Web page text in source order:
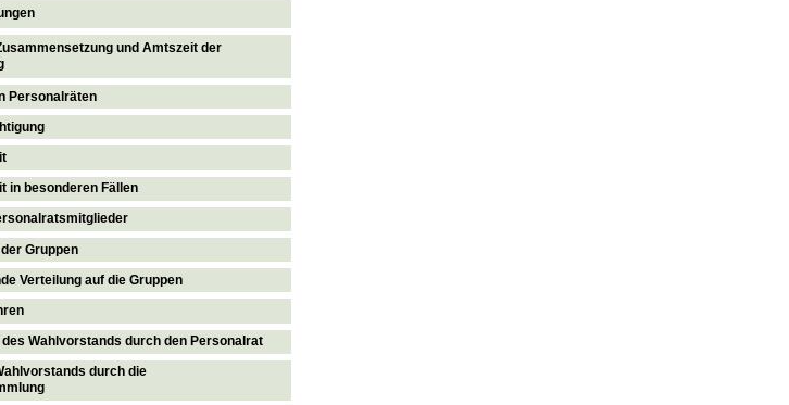
und Amtszeit der
Personalräten
in besonderen Fällen
Gruppen
Verteilung auf die Gruppen
Wahlvorstands durch den Personalrat
durch die